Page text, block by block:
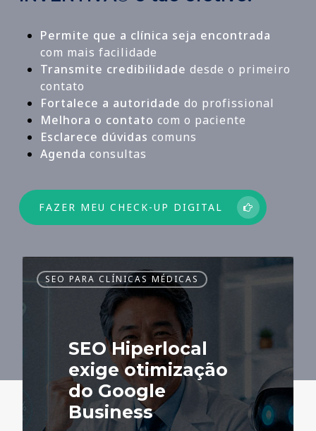
Permite que a clínica seja encontrada
com mais facilidade
Transmite credibilidade desde o primeiro
contato
Fortalece a autoridade do profissional
Melhora o contato com o paciente
Esclarece dúvidas comuns
Agenda consultas
FAZER MEU CHECK-UP DIGITAL
Hiperlocal
otimização
Business
SEO PARA CLÍNICAS MÉDICAS
SEO Hiperlocal
exige otimização
do Google
Business